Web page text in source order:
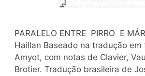
PARALELO ENTRE PIRRO E
Haillan Baseado na tradução em
Amyot, com notas de Clavier,
Brotier. Tradução brasileira de